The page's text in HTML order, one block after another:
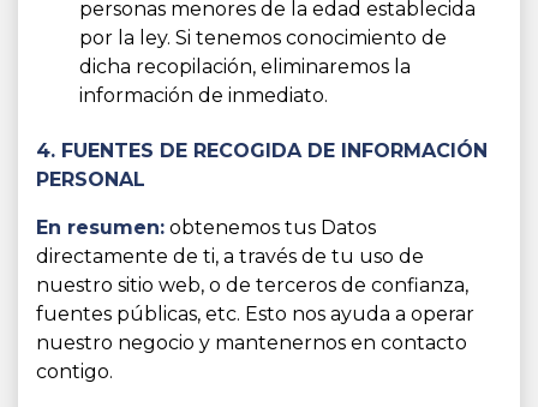
personas menores de la edad establecida
por la ley. Si tenemos conocimiento de
dicha recopilación, eliminaremos la
información de inmediato.
4. FUENTES DE RECOGIDA DE INFORMACIÓN
PERSONAL
En resumen: obtenemos tus Datos
directamente de ti, a través de tu uso de
nuestro sitio web, o de terceros de confianza,
fuentes públicas, etc. Esto nos ayuda a operar
nuestro negocio y mantenernos en contacto
contigo.